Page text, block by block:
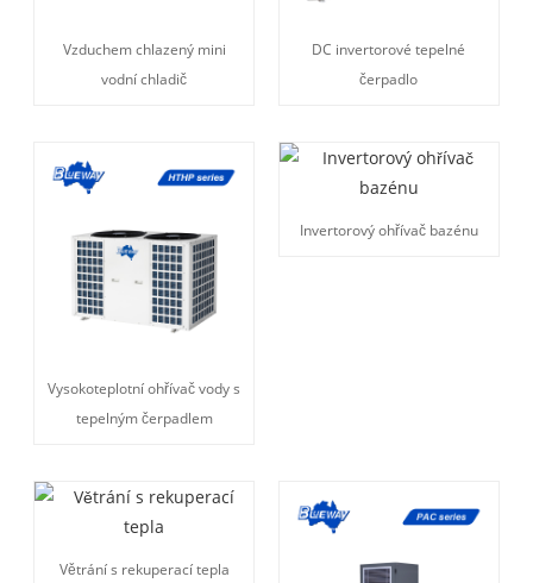
Vzduchem chlazený mini
vodní chladič
DC invertorové tepelné
čerpadlo
Vysokoteplotní ohřívač vody s
tepelným čerpadlem
Invertorový ohřívač bazénu
Větrání s rekuperací tepla